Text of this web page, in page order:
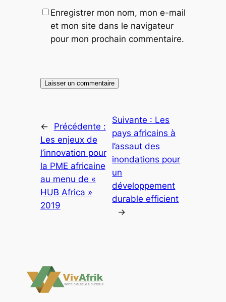
Enregistrer mon nom, mon e-mail
et mon site dans le navigateur
pour mon prochain commentaire.
←
Précédente :
Les enjeux de
l’innovation pour
la PME africaine
au menu de «
HUB Africa »
2019
Suivante : Les
pays africains à
l’assaut des
inondations pour
un
développement
durable efficient
→